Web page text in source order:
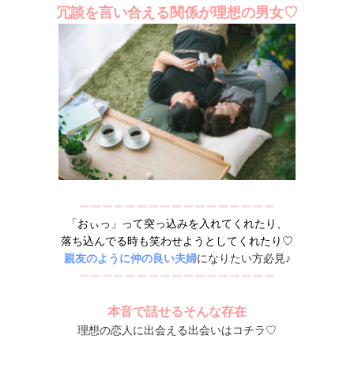
冗談を言い合える関係が理想の男女♡
「おぃっ」って突っ込みを入れてくれたり、
落ち込んでる時も笑わせようとしてくれたり♡
親友のように仲の良い夫婦になりたい方必見♪
本音で話せるそんな存在
理想の恋人に出会える出会いはコチラ♡